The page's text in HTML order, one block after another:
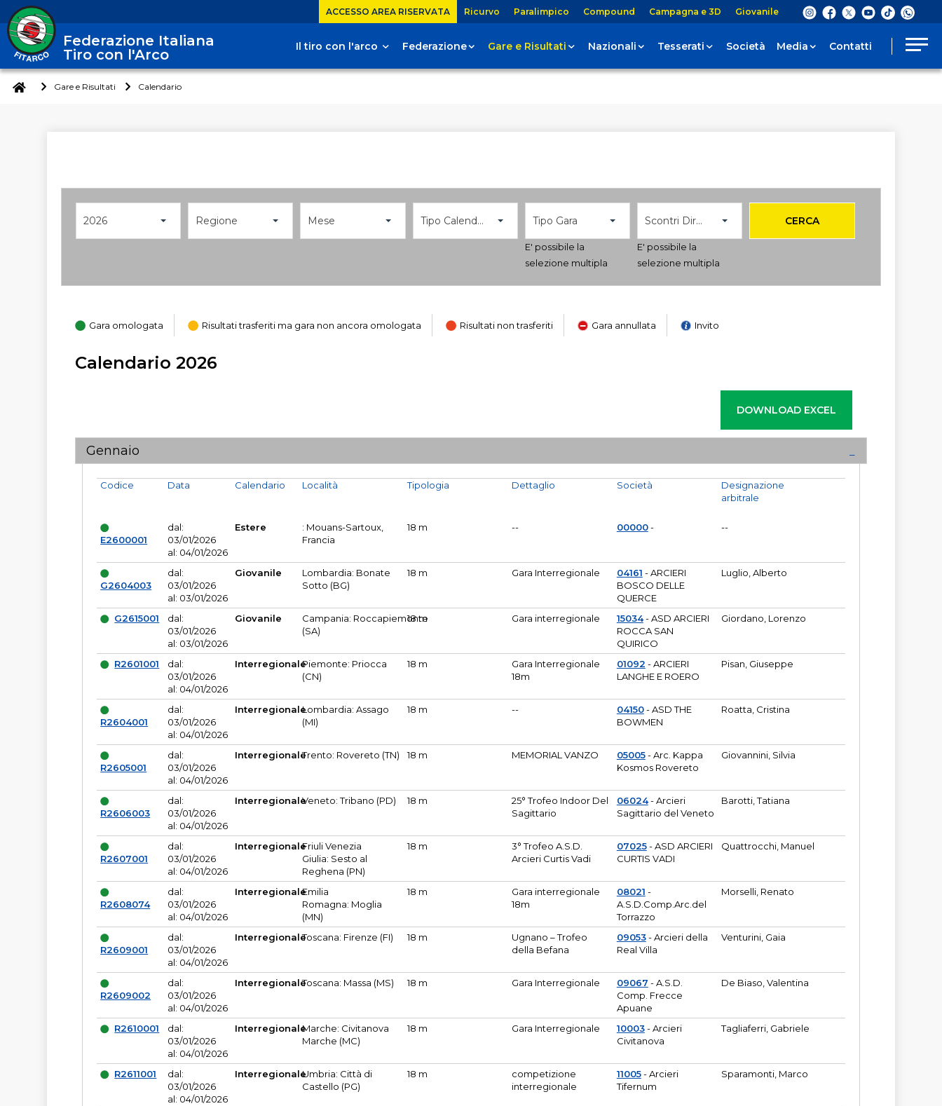
ACCESSO AREA RISERVATA Ricurvo Paralimpico Compound Campagna e 3D Giovanile
Federazione Italiana
Tiro con l'Arco
Il tiro con l'arco Federazione Gare e Risultati Nazionali Tesserati Società Media Contatti
Gare e Risultati Calendario
2026 Regione Mese Tipo Calendario Tipo Gara
E' possibile la
selezione multipla
Scontri Diretti
E' possibile la
selezione multipla
CERCA
Gara omologata Risultati trasferiti ma gara non ancora omologata Risultati non trasferiti Gara annullata Invito
Calendario 2026
Gennaio
Codice
E2600001
Data
dal:
03/01/2026
al: 04/01/2026
Calendario
Estere
Località
: Mouans-Sartoux,
Francia
Tipologia
18 m
Dettaglio
--
Società
00000-
Designazione
arbitrale
--
G2604003
dal:
03/01/2026
al: 03/01/2026
Giovanile
Lombardia: Bonate
Sotto (BG)
18 m Gara Interregionale 04161 - ARCIERI
BOSCO DELLE
QUERCE
Luglio, Alberto
G2615001
dal:
03/01/2026
al: 03/01/2026
Giovanile
Campania: Roccapiemonte
(SA)
18 m Gara interregionale 15034- ASD ARCIERI
ROCCA SAN
QUIRICO
Giordano, Lorenzo
R2601001
dal:
03/01/2026
al: 04/01/2026
InterregionalePiemonte: Priocca
(CN)
18 m
Gara Interregionale
18m
01092 - ARCIERI
LANGHE E ROERO
Pisan, Giuseppe
R2604001
dal:
03/01/2026
al: 04/01/2026
InterregionaleLombardia: Assago
(MI)
18 m -- 04150- ASD THE
BOWMEN
Roatta, Cristina
R2605001
dal:
03/01/2026
al: 04/01/2026
InterregionaleTrento: Rovereto (TN) 18 m MEMORIAL VANZO 05005- Arc. Kappa
Kosmos Rovereto
Giovannini, Silvia
R2606003
dal:
03/01/2026
al: 04/01/2026
InterregionaleVeneto: Tribano (PD) 18 m
25° Trofeo Indoor Del
Sagittario
06024- Arcieri
Sagittario del Veneto
Barotti, Tatiana
R2607001
dal:
03/01/2026
al: 04/01/2026
InterregionaleFriuli Venezia
Giulia: Sesto al
Reghena (PN)
18 m
3° Trofeo A.S.D.
Arcieri Curtis Vadi
07025- ASD ARCIERI
CURTIS VADI
Quattrocchi, Manuel
R2608074
dal:
03/01/2026
al: 04/01/2026
InterregionaleEmilia
Romagna: Moglia
(MN)
18 m
Gara interregionale
18m
08021 -
A.S.D.Comp.Arc.del
Torrazzo
Morselli, Renato
R2609001
dal:
03/01/2026
al: 04/01/2026
InterregionaleToscana: Firenze (FI) 18 m
Ugnano – Trofeo
della Befana
09053- Arcieri della
Real Villa
Venturini, Gaia
R2609002
dal:
03/01/2026
al: 04/01/2026
InterregionaleToscana: Massa (MS) 18 m Gara Interregionale 09067 - A.S.D.
Comp. Frecce
Apuane
De Biaso, Valentina
R2610001
dal:
03/01/2026
al: 04/01/2026
InterregionaleMarche: Civitanova
Marche (MC)
18 m Gara Interregionale 10003- Arcieri
Civitanova
Tagliaferri, Gabriele
R2611001
dal:
03/01/2026
al: 04/01/2026
InterregionaleUmbria: Città di
Castello (PG)
18 m
competizione
interregionale
11005- Arcieri
Tifernum
Sparamonti, Marco